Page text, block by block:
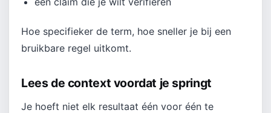
Hoe specifieker de term, hoe sneller je bij een
bruikbare regel uitkomt.
Lees de context voordat je springt
Je hoeft niet elk resultaat één voor één te